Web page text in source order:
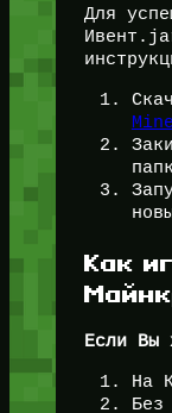
Для
Как
Если Вы
На
Без